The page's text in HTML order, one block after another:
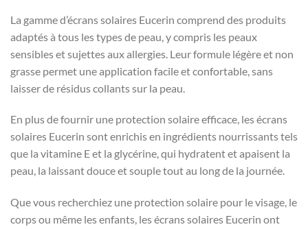
La gamme d’écrans solaires Eucerin comprend des produits
adaptés à tous les types de peau, y compris les peaux
sensibles et sujettes aux allergies. Leur formule légère et non
grasse permet une application facile et confortable, sans
laisser de résidus collants sur la peau.
En plus de fournir une protection solaire efficace, les écrans
solaires Eucerin sont enrichis en ingrédients nourrissants tels
que la vitamine E et la glycérine, qui hydratent et apaisent la
peau, la laissant douce et souple tout au long de la journée.
Que vous recherchiez une protection solaire pour le visage, le
corps ou même les enfants, les écrans solaires Eucerin ont